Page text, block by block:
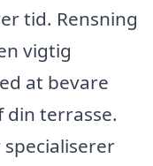
tid. Rensning
vigtig
at bevare
din terrasse.